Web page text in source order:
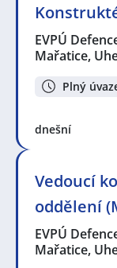
EVPÚ
Mařatice,
Plný
dnešní
Vedoucí
oddělení
EVPÚ
Mařatice,